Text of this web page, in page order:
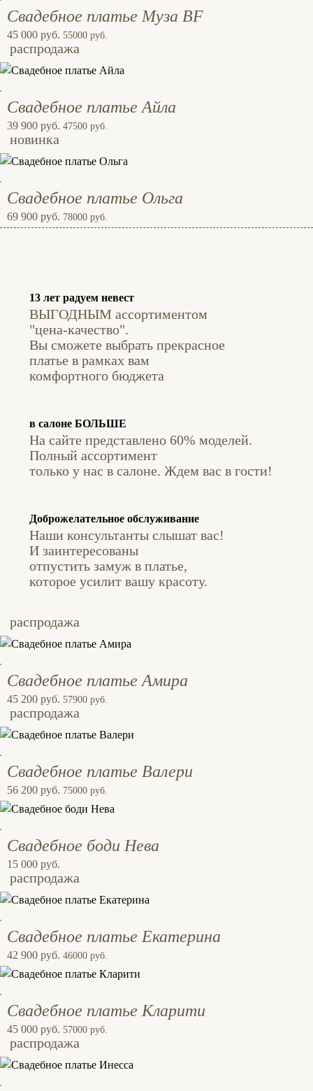
Свадебное платье Муза BF
45 000 руб. 55000 руб.
распродажа
Свадебное платье Айла
39 900 руб. 47500 руб.
новинка
Свадебное платье Ольга
69 900 руб. 78000 руб.
13 лет радуем невест
ВЫГОДНЫМ ассортиментом
"цена-качество".
Вы сможете выбрать прекрасное
платье в рамках вам
комфортного бюджета
в салоне БОЛЬШЕ
На сайте представлено 60% моделей.
Полный ассортимент
только у нас в салоне. Ждем вас в гости!
Доброжелательное обслуживание
Наши консультанты слышат вас!
И заинтересованы
отпустить замуж в платье,
которое усилит вашу красоту.
распродажа
Свадебное платье Амира
45 200 руб. 57900 руб.
распродажа
Свадебное платье Валери
56 200 руб. 75000 руб.
Свадебное боди Нева
15 000 руб.
распродажа
Свадебное платье Екатерина
42 900 руб. 46000 руб.
Свадебное платье Кларити
45 000 руб. 57000 руб.
распродажа